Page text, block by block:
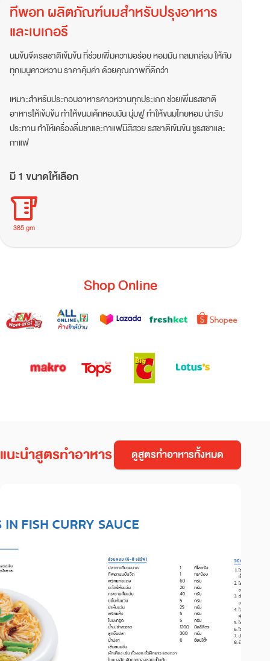
ทีพอท ผลิตภัณฑ์นมสำหรับปรุงอาหาร
และเบเกอรี
นมข้นจืดรสชาติเข้มข้น ที่ช่วยเพิ่มความอร่อย หอมมัน กลมกล่อม ให้กับ
ทุกเมนูคาวหวาน ราคาคุ้มค่า ด้วยคุณภาพที่ดีกว่า
เหมาะสำหรับประกอบอาหารคาวหวานทุกประเภท ช่วยเพิ่มรสชาติ
อาหารให้เข้มข้น ทำให้ขนมเค้กหอมมัน นุ่มฟู ทำให้ขนมไทยหอม น่ารับ
ประทาน ทำให้เครื่องดื่มชาและกาแฟมีสีสวย รสชาติเข้มข้น ชูรสชาและ
กาแฟ
มี 1 ขนาดให้เลือก
385 gm
Shop Online
แนะนำสูตรทำอาหาร ดูสูตรทำอาหารทั้งหมด